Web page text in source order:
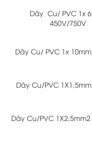
Dây Cu/ PVC 1x
450V/750V
Dây Cu/ PVC 1x
Dây Cu/PVC
Dây Cu/PVC